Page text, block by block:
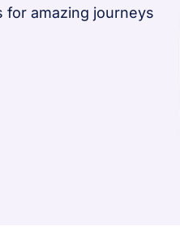
for amazing journeys